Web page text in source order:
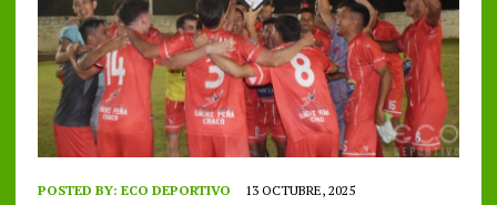
POSTED BY: ECO DEPORTIVO 13 OCTUBRE, 2025